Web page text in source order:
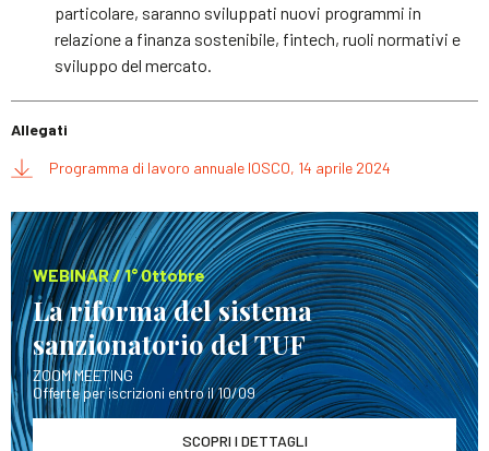
particolare, saranno sviluppati nuovi programmi in
relazione a finanza sostenibile, fintech, ruoli normativi e
sviluppo del mercato.
Allegati
Programma di lavoro annuale IOSCO, 14 aprile 2024
WEBINAR / 1° Ottobre
La riforma del sistema
sanzionatorio del TUF
ZOOM MEETING
Offerte per iscrizioni entro il 10/09
SCOPRI I DETTAGLI